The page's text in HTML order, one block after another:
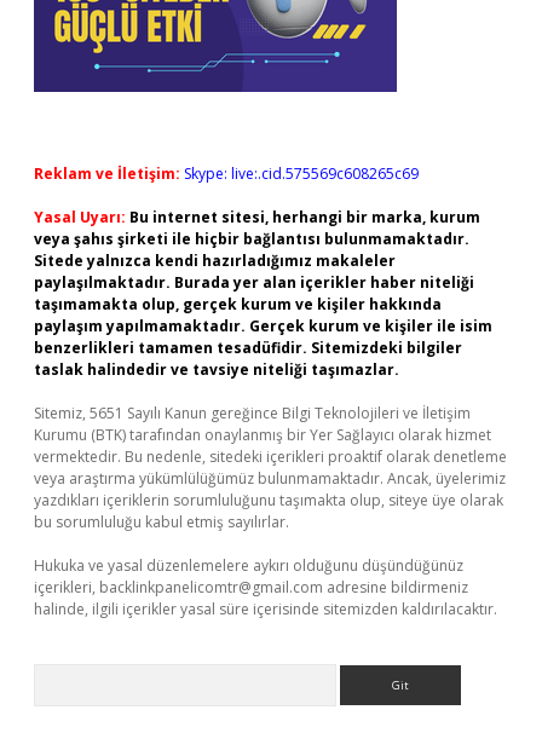
Reklam ve İletişim: Skype: live:.cid.575569c608265c69
Yasal Uyarı: Bu internet sitesi, herhangi bir marka, kurum
veya şahıs şirketi ile hiçbir bağlantısı bulunmamaktadır.
Sitede yalnızca kendi hazırladığımız makaleler
paylaşılmaktadır. Burada yer alan içerikler haber niteliği
taşımamakta olup, gerçek kurum ve kişiler hakkında
paylaşım yapılmamaktadır. Gerçek kurum ve kişiler ile isim
benzerlikleri tamamen tesadüfidir. Sitemizdeki bilgiler
taslak halindedir ve tavsiye niteliği taşımazlar.
Sitemiz, 5651 Sayılı Kanun gereğince Bilgi Teknolojileri ve İletişim
Kurumu (BTK) tarafından onaylanmış bir Yer Sağlayıcı olarak hizmet
vermektedir. Bu nedenle, sitedeki içerikleri proaktif olarak denetleme
veya araştırma yükümlülüğümüz bulunmamaktadır. Ancak, üyelerimiz
yazdıkları içeriklerin sorumluluğunu taşımakta olup, siteye üye olarak
bu sorumluluğu kabul etmiş sayılırlar.
Hukuka ve yasal düzenlemelere aykırı olduğunu düşündüğünüz
içerikleri, backlinkpanelicomtr@gmail.com adresine bildirmeniz
halinde, ilgili içerikler yasal süre içerisinde sitemizden kaldırılacaktır.